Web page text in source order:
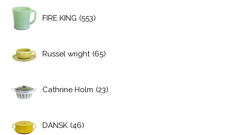
FIRE KING (553)
Russel wright (65)
Cathrine Holm (23)
DANSK (46)